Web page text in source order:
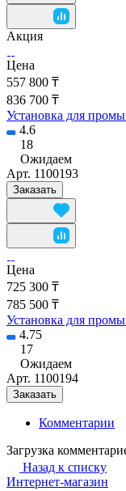
Акция
Цена
557 800 ₸
836 700 ₸
Установка для
4.6
18
Ожидаем
Арт. 1100193
Заказать
Цена
725 300 ₸
785 500 ₸
Установка для
4.75
17
Ожидаем
Арт. 1100194
Заказать
Комментарии
Загрузка
Назад к списку
Интернет-магазин